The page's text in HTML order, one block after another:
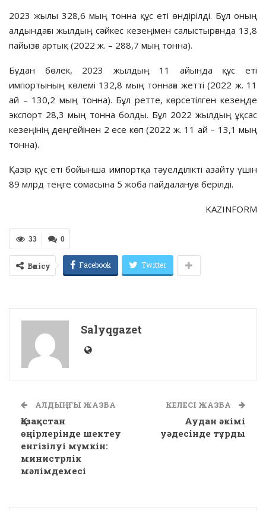
2023 жылы 328,6 мың тонна құс еті өндірілді. Бұл оның
алдындағы жылдың сәйкес кезеңімен салыстырғанда 13,8
пайызға артық (2022 ж. – 288,7 мың тонна).
Бұдан бөлек, 2023 жылдың 11 айында құс еті
импортының көлемі 132,8 мың тоннаға жетті (2022 ж. 11
ай – 130,2 мың тонна). Бұл ретте, көрсетілген кезеңде
экспорт 28,3 мың тонна болды. Бұл 2022 жылдың ұқсас
кезеңінің деңгейінен 2 есе көп (2022 ж. 11 ай – 13,1 мың
тонна).
Қазір құс еті бойынша импортқа тәуелділікті азайту үшін
89 млрд теңге сомасына 5 жоба пайдалануға берілді.
KAZINFORM
0
33
Бөлісу Facebook Twitter
Salyqgazet
АЛДЫҢҒЫ ЖАЗБА
Қазақстан
өңірлерінде шектеу
енгізілуі мүмкін:
министрлік
мәлімдемесі
КЕЛЕСІ ЖАЗБА
Аудан әкімі
уәдесінде тұрды